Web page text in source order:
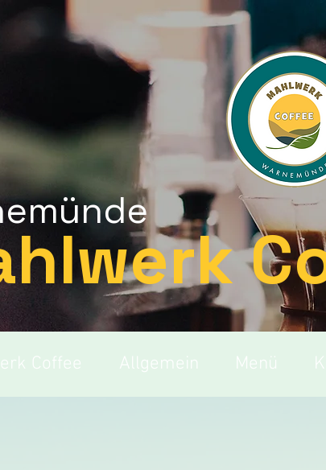
Coffee Allgemein Menü